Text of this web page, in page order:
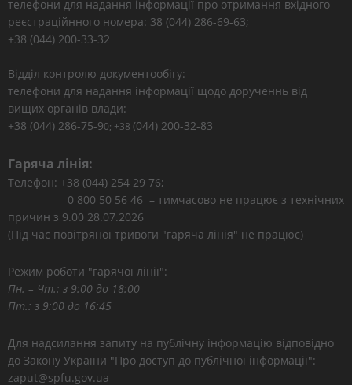
телефони для надання інформації про отримання вхідного
реєстраційнного номера: 38 (044) 286-69-63;
+38 (044) 200-33-32
Відділ контролю документообігу:
телефони для надання інформації щодо дорученнь від
вищих органів влади:
+38 (044) 286-75-90; +38 (044) 200-32-83
Гаряча лінія:
Телефон: +38 (044) 254 29 76;
0 800 50 56 46 – тимчасово не працює з технічних
причин з 9.00 28.07.2026
(Під час повітряної тривоги "гаряча лінія" не працює)
Режим роботи "гарячої лінії":
Пн. – Чт.: з 9:00 до 18:00
Пт.: з 9:00 до 16:45
Для надсилання запиту на публічну інформацію відповідно
до Закону України "Про доступ до публічної інформації":
zaput@spfu.gov.ua